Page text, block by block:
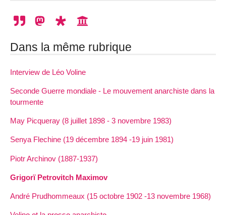
Dans la même rubrique
Interview de Léo Voline
Seconde Guerre mondiale - Le mouvement anarchiste dans la
tourmente
May Picqueray (8 juillet 1898 - 3 novembre 1983)
Senya Flechine (19 décembre 1894 -19 juin 1981)
Piotr Archinov (1887-1937)
Grigorï Petrovitch Maximov
André Prudhommeaux (15 octobre 1902 -13 novembre 1968)